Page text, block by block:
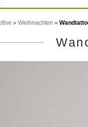
» Weihnachten »